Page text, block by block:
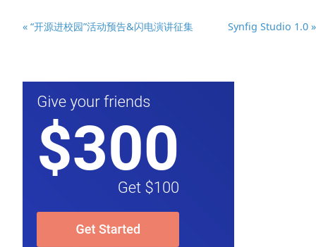
« “开源进校园”活动预告&闪电演讲征集 Synfig Studio 1.0 »